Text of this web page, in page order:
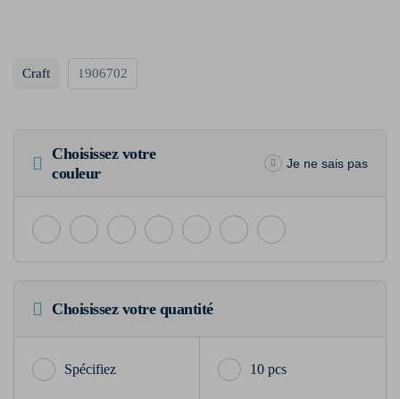
Craft 1906702
Choisissez votre
couleur
Je ne sais pas
Choisissez votre quantité
10 pcs